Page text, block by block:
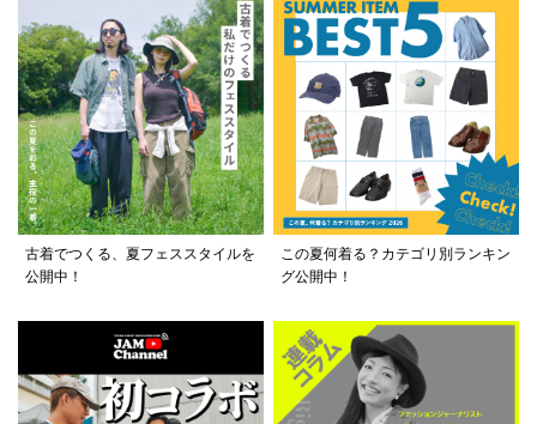
古着でつくる、夏フェススタイルを
公開中！
この夏何着る？カテゴリ別ランキン
グ公開中！